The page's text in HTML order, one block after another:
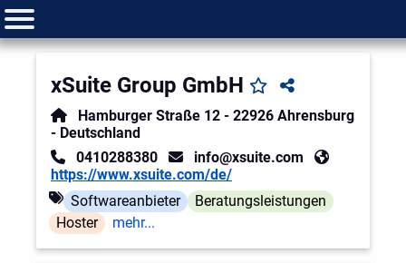
xSuite Group GmbH
Hamburger Straße 12 - 22926 Ahrensburg
- Deutschland
0410288380
info@xsuite.com
https://www.xsuite.com/de/
Softwareanbieter
Beratungsleistungen
Hoster
mehr...